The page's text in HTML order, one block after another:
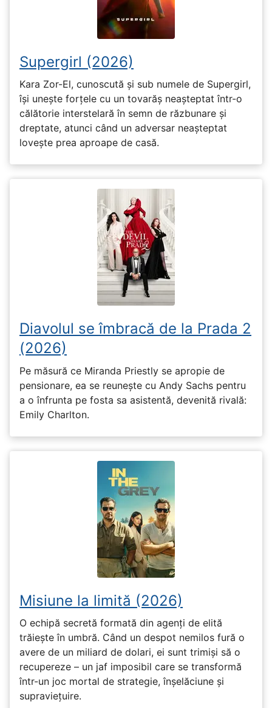
Supergirl (2026)
Kara Zor-El, cunoscută și sub numele de Supergirl,
își unește forțele cu un tovarăș neașteptat într-o
călătorie interstelară în semn de răzbunare și
dreptate, atunci când un adversar neașteptat
lovește prea aproape de casă.
Diavolul se îmbracă de la Prada 2
(2026)
Pe măsură ce Miranda Priestly se apropie de
pensionare, ea se reunește cu Andy Sachs pentru
a o înfrunta pe fosta sa asistentă, devenită rivală:
Emily Charlton.
Misiune la limită (2026)
O echipă secretă formată din agenți de elită
trăiește în umbră. Când un despot nemilos fură o
avere de un miliard de dolari, ei sunt trimiși să o
recupereze – un jaf imposibil care se transformă
într-un joc mortal de strategie, înșelăciune și
supraviețuire.